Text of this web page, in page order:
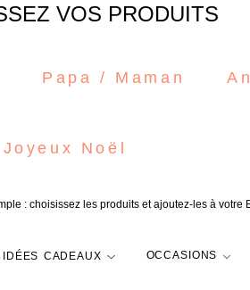
VOS PRODUITS
Papa / Maman
Joyeux Noël
: choisissez les produits et ajoutez-les à votre
IDÉES CADEAUX OCCASIONS